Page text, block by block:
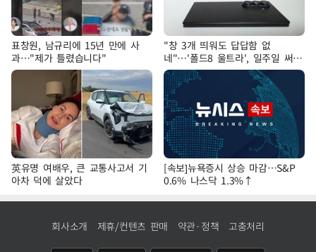
표창원, 남규리에 15년 만에 사
과…"제가 틀렸습니다"
"창 3개 띄워도 답답함 없
네"…'폴드8 울트라', 일주일 써보
니
英유명 여배우, 큰 교통사고서 기
아차 덕에 살았다
[속보]뉴욕증시 상승 마감…S&P
0.6% 나스닥 1.3%↑
회사소개 제휴/컨텐츠 판매 약관·정책 고충처리